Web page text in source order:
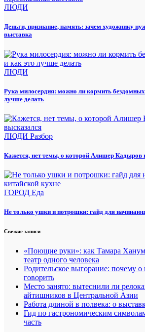
ЛЮДИ
Деньги, признание, память: зачем художнику
выставка
ЛЮДИ
Рука милосердия: можно ли кормить
лучше делать
ЛЮДИ Разбор
Кажется, нет темы, о которой Алишер Кадыров
ГОРОД Еда
Не только ушки и потрошки: гайд для
Свежие записи
«Поющие руки»: как Тамара Ханум
театр одного человека
Родительское выгорание: почему о
говорить
Место занято: вытеснили ли
айтишников в Центральной Азии
Работа длиной в полвека: о
Гид по гастрономическим
часть